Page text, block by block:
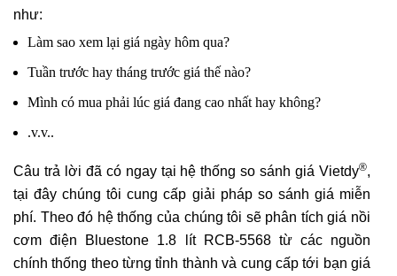
như:
Làm sao xem lại giá ngày hôm qua?
Tuần trước hay tháng trước giá thế nào?
Mình có mua phải lúc giá đang cao nhất hay không?
.v.v..
Câu trả lời đã có ngay tại hệ thống so sánh giá Vietdy®,
tại đây chúng tôi cung cấp giải pháp so sánh giá miễn
phí. Theo đó hệ thống của chúng tôi sẽ phân tích giá nồi
cơm điện Bluestone 1.8 lít RCB-5568 từ các nguồn
chính thống theo từng tỉnh thành và cung cấp tới bạn giá